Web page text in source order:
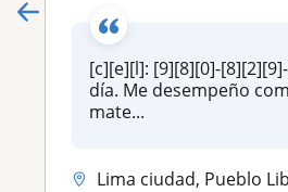
[c][e][l]: [9][8][0]-[8][2][9]-[7][0][9]Buen
día. Me desempeño
mate...
Lima ciudad, Pueblo Libre, Breña, San Miguel,